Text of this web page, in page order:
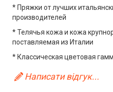
* Пряжки от лучших
производителей
* Телячья кожа и кожа
поставляемая из Италии
* Классическая цветовая
Написати відгук...